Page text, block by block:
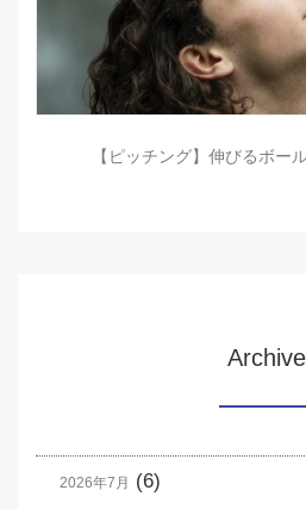
【ピッチング】伸びるボー
Archive
2026年7月 (6)